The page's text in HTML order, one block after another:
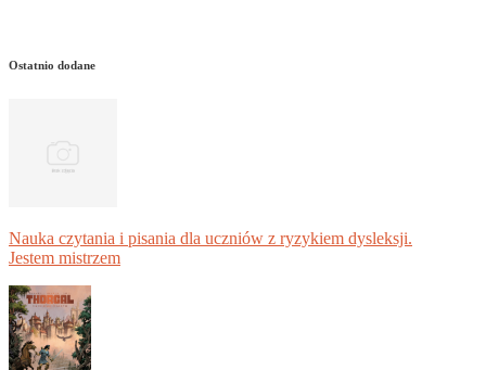
Ostatnio dodane
Nauka czytania i pisania dla uczniów z ryzykiem dysleksji.
Jestem mistrzem